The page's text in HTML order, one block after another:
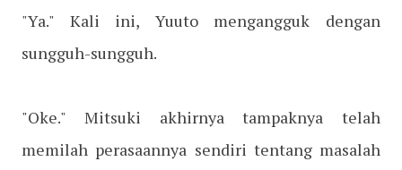
"Ya." Kali ini, Yuuto mengangguk dengan
sungguh-sungguh.
"Oke." Mitsuki akhirnya tampaknya telah
memilah perasaannya sendiri tentang masalah